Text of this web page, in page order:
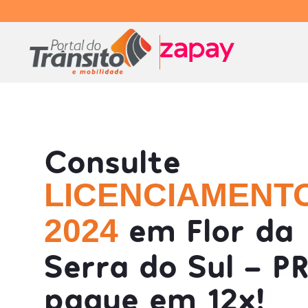
Consulte
2024 em Flor da
Serra do Sul -
pague em 12x!